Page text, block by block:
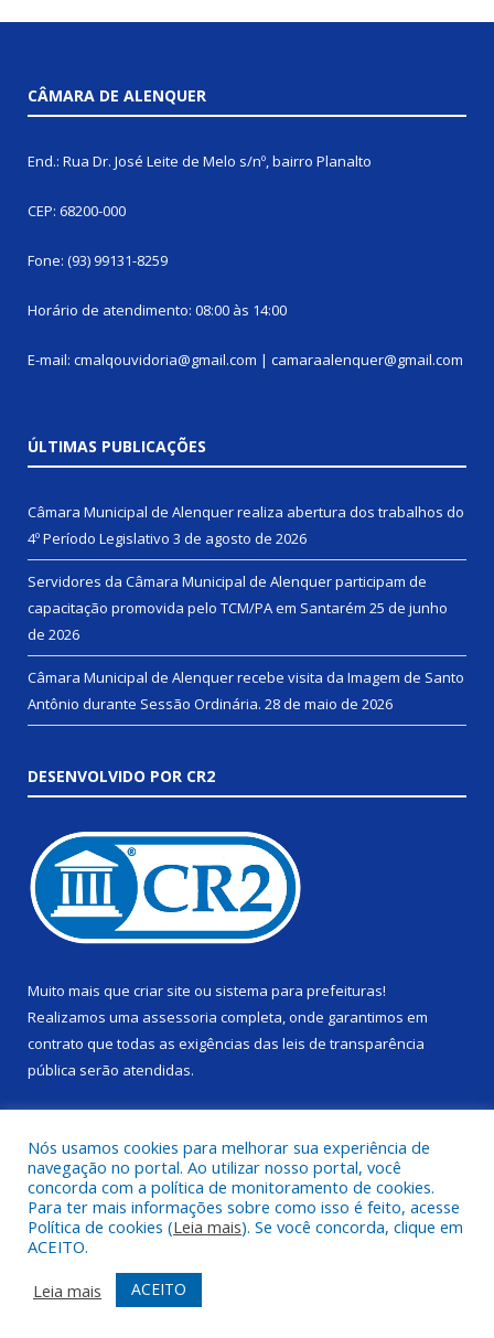
CÂMARA DE ALENQUER
End.: Rua Dr. José Leite de Melo s/nº, bairro Planalto
CEP: 68200-000
Fone: (93) 99131-8259
Horário de atendimento: 08:00 às 14:00
E-mail: cmalqouvidoria@gmail.com | camaraalenquer@gmail.com
ÚLTIMAS PUBLICAÇÕES
Câmara Municipal de Alenquer realiza abertura dos trabalhos do
4º Período Legislativo 3 de agosto de 2026
Servidores da Câmara Municipal de Alenquer participam de
capacitação promovida pelo TCM/PA em Santarém 25 de junho
de 2026
Câmara Municipal de Alenquer recebe visita da Imagem de Santo
Antônio durante Sessão Ordinária. 28 de maio de 2026
DESENVOLVIDO POR CR2
Muito mais que criar site ou sistema para prefeituras!
Realizamos uma assessoria completa, onde garantimos em
contrato que todas as exigências das leis de transparência
pública serão atendidas.
Todos os direitos reservados a Câmara Municipal de Alenquer.
Mapa do Site
Acessar Área Administrativa
Acessar Webmail
Nós usamos cookies para melhorar sua experiência de
navegação no portal. Ao utilizar nosso portal, você
concorda com a política de monitoramento de cookies.
Para ter mais informações sobre como isso é feito, acesse
Política de cookies (Leia mais). Se você concorda, clique em
ACEITO.
Leia mais
ACEITO